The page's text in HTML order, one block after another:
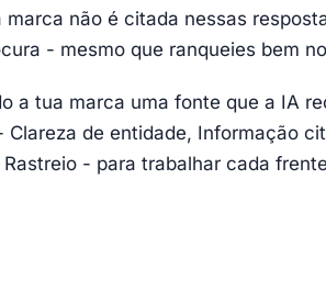
não é citada nessas
- mesmo que ranqueies bem
a tua marca uma fonte que a IA
Clareza de entidade, Informação
- para trabalhar cada